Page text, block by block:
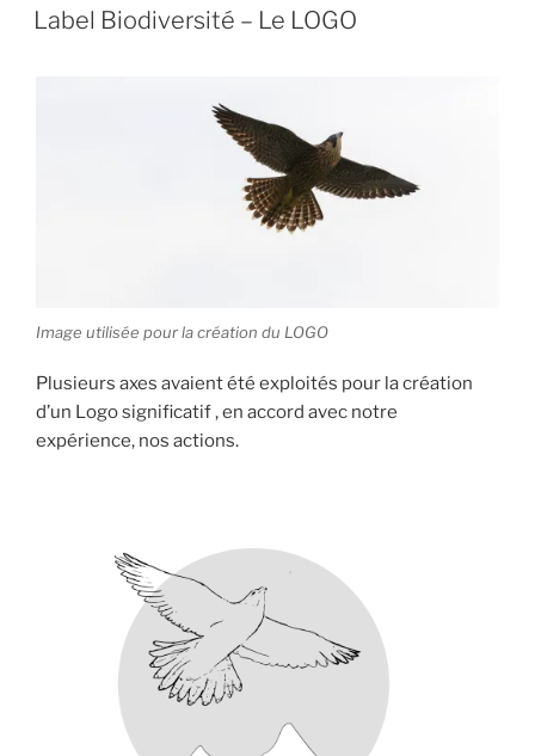
LE
Label Biodiversité – Le LOGO
Image utilisée pour la création du LOGO
Plusieurs axes avaient été exploités pour la création
d’un Logo significatif , en accord avec notre
expérience, nos actions.